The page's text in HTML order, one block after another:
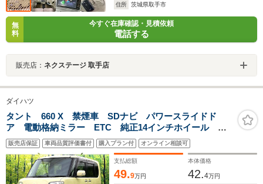
住所
茨城県取手市
無
料
今すぐ在庫確認・見積依頼
電話する
販売店： ネクステージ 取手店
ダイハツ
タント 660 X 禁煙車 SDナビ パワースライドド
ア 電動格納ミラー ETC 純正14インチホイール エ
アコン Bluetooth接続 ドアバイザー フロアマット
パワーステアリング パワーウィンドウ
販売店保証 車両品質評価書付 購入プラン付 オンライン相談可
支払総額
49.9万円
本体価格
42.4万円